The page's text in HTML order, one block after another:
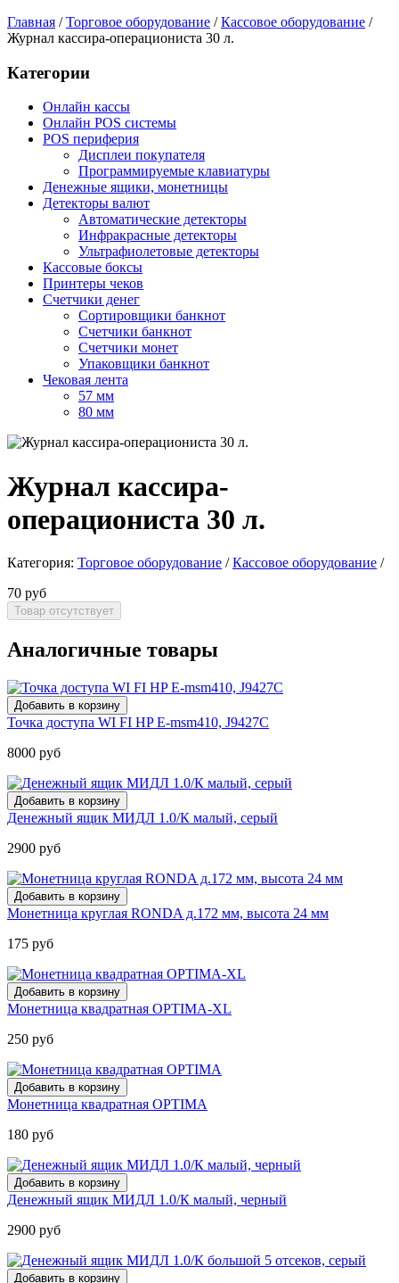
Главная / Торговое оборудование / Кассовое оборудование /
Журнал кассира-операциониста 30 л.
Категории
Онлайн кассы
Онлайн POS системы
POS периферия
Дисплеи покупателя
Программируемые клавиатуры
Денежные ящики, монетницы
Детекторы валют
Автоматические детекторы
Инфракрасные детекторы
Ультрафиолетовые детекторы
Кассовые боксы
Принтеры чеков
Счетчики денег
Сортировщики банкнот
Счетчики банкнот
Счетчики монет
Упаковщики банкнот
Чековая лента
57 мм
80 мм
Журнал кассира-
операциониста 30 л.
Категория: Торговое оборудование / Кассовое оборудование /
70 руб
Аналогичные товары
Точка доступа WI FI HP E-msm410, J9427C
8000 руб
Денежный ящик МИДЛ 1.0/К малый, серый
2900 руб
Монетница круглая RONDA д.172 мм, высота 24 мм
175 руб
Монетница квадратная OPTIMA-XL
250 руб
Монетница квадратная OPTIMA
180 руб
Денежный ящик МИДЛ 1.0/К малый, черный
2900 руб